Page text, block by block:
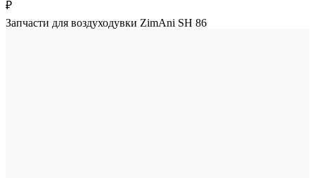
₽
Запчасти для воздуходувки ZimAni SH 86